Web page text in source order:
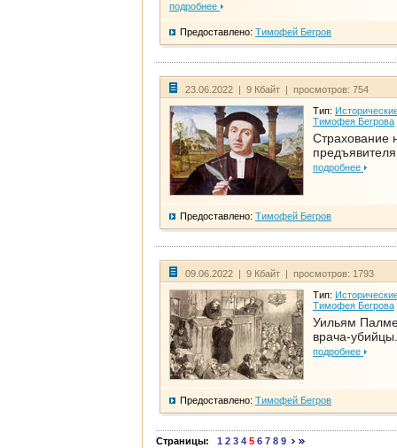
подробнее
Предоставлено: Тимофей Бегров
23.06.2022 | 9 Кбайт | просмотров: 754
Тип:
Тимофея Бегрова
Страхование
предъявителя
подробнее
Предоставлено: Тимофей Бегров
09.06.2022 | 9 Кбайт | просмотров: 1793
Тип:
Тимофея Бегрова
Уильям
врача-
подробнее
Предоставлено: Тимофей Бегров
Страницы: 1 2 3 4 5 6 7 8 9